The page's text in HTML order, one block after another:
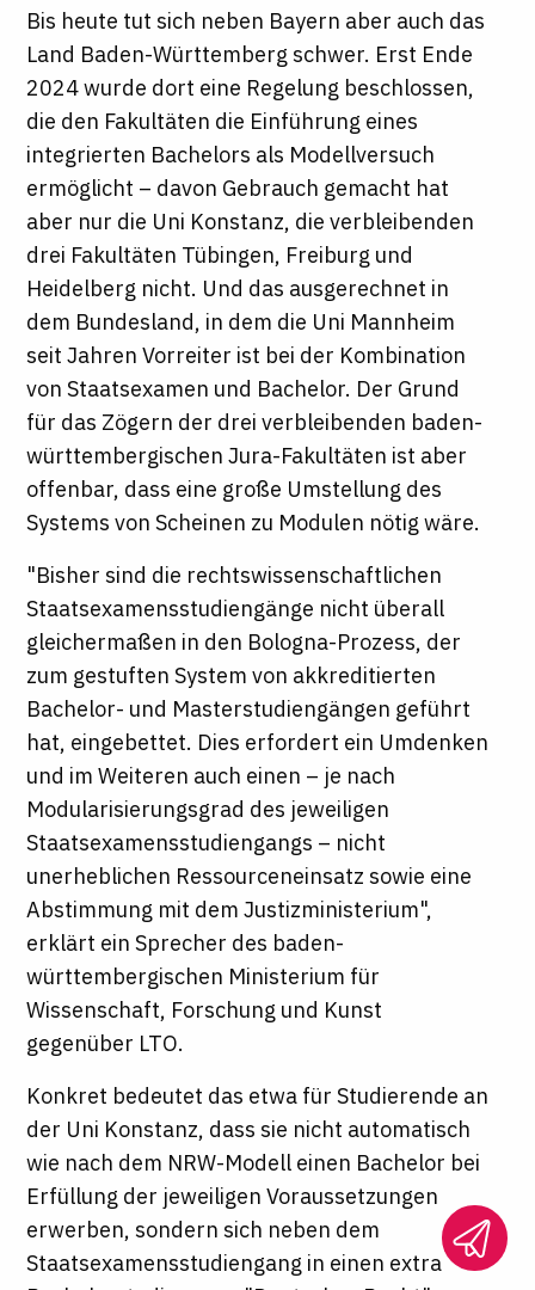
Bis heute tut sich neben Bayern aber auch das
Land Baden-Württemberg schwer. Erst Ende
2024 wurde dort eine Regelung beschlossen,
die den Fakultäten die Einführung eines
integrierten Bachelors als Modellversuch
ermöglicht – davon Gebrauch gemacht hat
aber nur die Uni Konstanz, die verbleibenden
drei Fakultäten Tübingen, Freiburg und
Heidelberg nicht. Und das ausgerechnet in
dem Bundesland, in dem die Uni Mannheim
seit Jahren Vorreiter ist bei der Kombination
von Staatsexamen und Bachelor. Der Grund
für das Zögern der drei verbleibenden baden-
württembergischen Jura-Fakultäten ist aber
offenbar, dass eine große Umstellung des
Systems von Scheinen zu Modulen nötig wäre.
"Bisher sind die rechtswissenschaftlichen
Staatsexamensstudiengänge nicht überall
gleichermaßen in den Bologna-Prozess, der
zum gestuften System von akkreditierten
Bachelor- und Masterstudiengängen geführt
hat, eingebettet. Dies erfordert ein Umdenken
und im Weiteren auch einen – je nach
Modularisierungsgrad des jeweiligen
Staatsexamensstudiengangs – nicht
unerheblichen Ressourceneinsatz sowie eine
Abstimmung mit dem Justizministerium",
erklärt ein Sprecher des baden-
württembergischen Ministerium für
Wissenschaft, Forschung und Kunst
gegenüber LTO.
Konkret bedeutet das etwa für Studierende an
der Uni Konstanz, dass sie nicht automatisch
wie nach dem NRW-Modell einen Bachelor bei
Erfüllung der jeweiligen Voraussetzungen
erwerben, sondern sich neben dem
Staatsexamensstudiengang in einen extra